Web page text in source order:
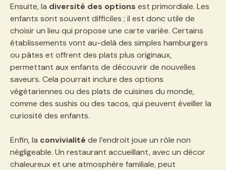
Ensuite, la diversité des options est primordiale. Les
enfants sont souvent difficiles ; il est donc utile de
choisir un lieu qui propose une carte variée. Certains
établissements vont au-delà des simples hamburgers
ou pâtes et offrent des plats plus originaux,
permettant aux enfants de découvrir de nouvelles
saveurs. Cela pourrait inclure des options
végétariennes ou des plats de cuisines du monde,
comme des sushis ou des tacos, qui peuvent éveiller la
curiosité des enfants.
Enfin, la convivialité de l’endroit joue un rôle non
négligeable. Un restaurant accueillant, avec un décor
chaleureux et une atmosphère familiale, peut